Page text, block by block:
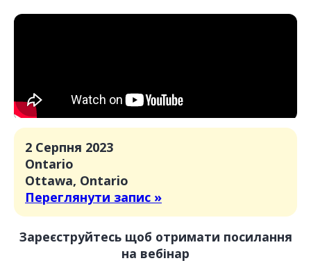
2 Серпня 2023
Ontario
Ottawa, Ontario
Переглянути запис »
Зареєструйтесь щоб отримати посилання
на вебінар